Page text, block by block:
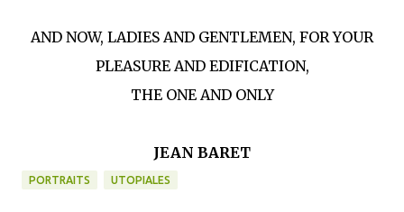
AND NOW, LADIES AND GENTLEMEN, FOR YOUR
PLEASURE AND EDIFICATION,
THE ONE AND ONLY
JEAN BARET
PORTRAITS UTOPIALES